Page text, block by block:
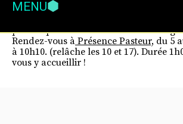
MENU
pour la première fois dans la cité
Rendez-vous à Présence Pasteur, du 5
à 10h10. (relâche les 10 et 17). Durée
vous y accueillir !